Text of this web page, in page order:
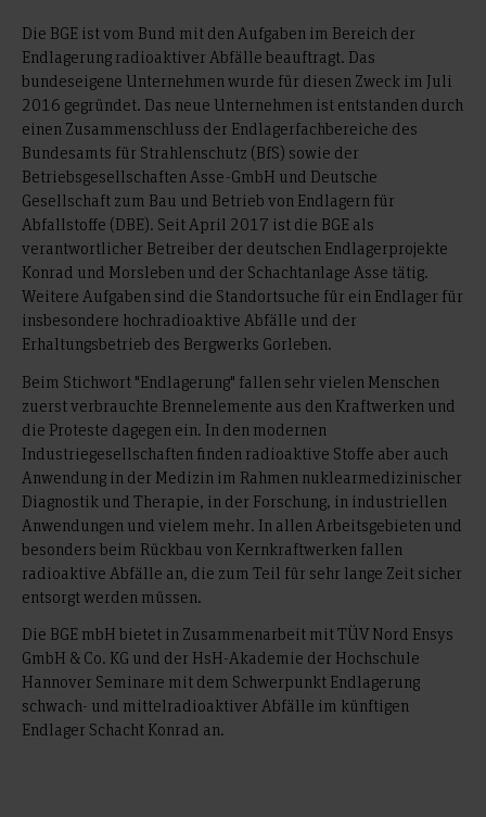
Die BGE ist vom Bund mit den Aufgaben im Bereich der
Endlagerung radioaktiver Abfälle beauftragt. Das
bundeseigene Unternehmen wurde für diesen Zweck im Juli
2016 gegründet. Das neue Unternehmen ist entstanden durch
einen Zusammenschluss der Endlagerfachbereiche des
Bundesamts für Strahlenschutz (BfS) sowie der
Betriebsgesellschaften Asse-GmbH und Deutsche
Gesellschaft zum Bau und Betrieb von Endlagern für
Abfallstoffe (DBE). Seit April 2017 ist die BGE als
verantwortlicher Betreiber der deutschen Endlagerprojekte
Konrad und Morsleben und der Schachtanlage Asse tätig.
Weitere Aufgaben sind die Standortsuche für ein Endlager für
insbesondere hochradioaktive Abfälle und der
Erhaltungsbetrieb des Bergwerks Gorleben.
Beim Stichwort "Endlagerung" fallen sehr vielen Menschen
zuerst verbrauchte Brennelemente aus den Kraftwerken und
die Proteste dagegen ein. In den modernen
Industriegesellschaften finden radioaktive Stoffe aber auch
Anwendung in der Medizin im Rahmen nuklearmedizinischer
Diagnostik und Therapie, in der Forschung, in industriellen
Anwendungen und vielem mehr. In allen Arbeitsgebieten und
besonders beim Rückbau von Kernkraftwerken fallen
radioaktive Abfälle an, die zum Teil für sehr lange Zeit sicher
entsorgt werden müssen.
Die BGE mbH bietet in Zusammenarbeit mit TÜV Nord Ensys
GmbH & Co. KG und der HsH-Akademie der Hochschule
Hannover Seminare mit dem Schwerpunkt Endlagerung
schwach- und mittelradioaktiver Abfälle im künftigen
Endlager Schacht Konrad an.